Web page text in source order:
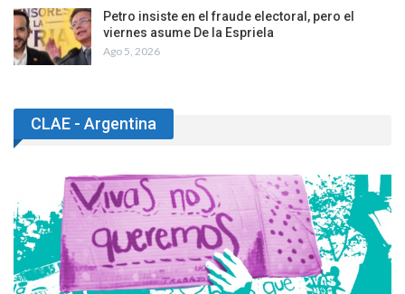
Petro insiste en el fraude electoral, pero el
viernes asume De la Espriela
Ago 5, 2026
CLAE - Argentina